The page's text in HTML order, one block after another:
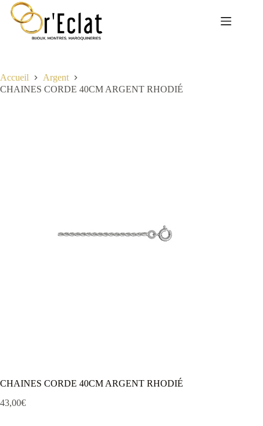
Passer
contenu
Accueil
Argent
CHAINES CORDE 40CM ARGENT RHODIÉ
CHAINES CORDE 40CM ARGENT RHODIÉ
43,00€